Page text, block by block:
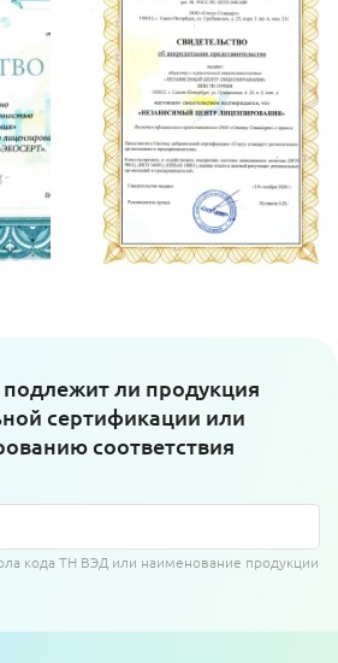
ли продукция
сертификации или
соответствия
кода ТН ВЭД или наименование продукции